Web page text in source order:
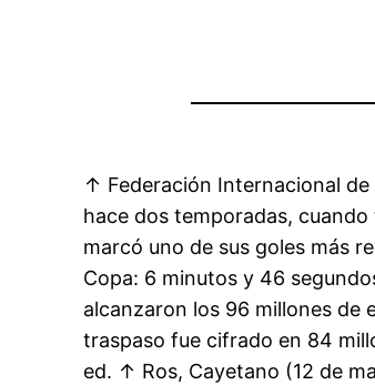
↑ Federación Internacional
hace dos temporadas,
marcó uno de sus goles más
Copa: 6 minutos y 46
alcanzaron los 96 millones de
traspaso fue cifrado en 84
ed. ↑ Ros, Cayetano (12 de